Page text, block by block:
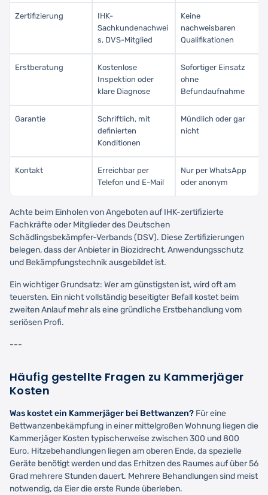
Zertifizierung
IHK-
Sachkundenachwei
s, DVS-Mitglied
Keine
nachweisbaren
Qualifikationen
Erstberatung
Kostenlose
Inspektion oder
klare Diagnose
Sofortiger Einsatz
ohne
Befundaufnahme
Garantie
Schriftlich, mit
definierten
Konditionen
Mündlich oder gar
nicht
Kontakt
Erreichbar per
Telefon und E-Mail
Nur per WhatsApp
oder anonym
Achte beim Einholen von Angeboten auf IHK-zertifizierte
Fachkräfte oder Mitglieder des Deutschen
Schädlingsbekämpfer-Verbands (DSV). Diese Zertifizierungen
belegen, dass der Anbieter in Biozidrecht, Anwendungsschutz
und Bekämpfungstechnik ausgebildet ist.
Ein wichtiger Grundsatz: Wer am günstigsten ist, wird oft am
teuersten. Ein nicht vollständig beseitigter Befall kostet beim
zweiten Anlauf mehr als eine gründliche Erstbehandlung vom
seriösen Profi.
---
Häufig gestellte Fragen zu Kammerjäger
Kosten
Was kostet ein Kammerjäger bei Bettwanzen? Für eine
Bettwanzenbekämpfung in einer mittelgroßen Wohnung liegen die
Kammerjäger Kosten typischerweise zwischen 300 und 800
Euro. Hitzebehandlungen liegen am oberen Ende, da spezielle
Geräte benötigt werden und das Erhitzen des Raumes auf über 56
Grad mehrere Stunden dauert. Mehrere Behandlungen sind meist
notwendig, da Eier die erste Runde überleben.